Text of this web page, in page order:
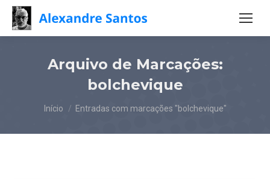
Arquivo de Marcações:
bolchevique
Você está aqui:
Início Entradas com marcações "bolchevique"